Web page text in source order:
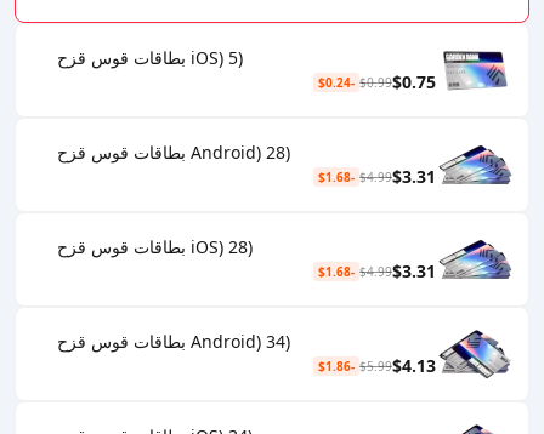
(iOS) 5 بطاقات قوس قزح
$0.75
$0.99
-$0.24
(Android) 28 بطاقات قوس قزح
$3.31
$4.99
-$1.68
(iOS) 28 بطاقات قوس قزح
$3.31
$4.99
-$1.68
(Android) 34 بطاقات قوس قزح
$4.13
$5.99
-$1.86